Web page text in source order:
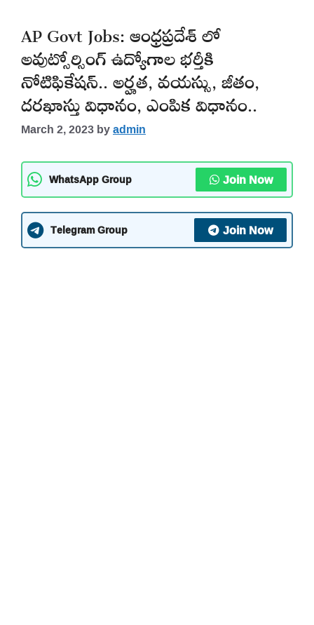
AP Govt Jobs: ఆంధ్రప్రదేశ్ లో
అవుట్సోర్సింగ్ ఉద్యోగాల భర్తీకి
నోటిఫికేషన్.. అర్హత, వయస్సు, జీతం,
దరఖాస్తు విధానం, ఎంపిక విధానం..
March 2, 2023byadmin
WhatsApp Group Join Now
Telegram Group Join Now